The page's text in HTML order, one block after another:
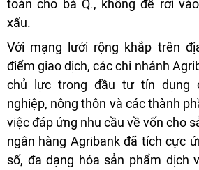
toàn cho bà Q., không để rơi
xấu.
Với mạng lưới rộng khắp trên
điểm giao dịch, các chi nhánh
chủ lực trong đầu tư tín dụng
nghiệp, nông thôn và các thành
việc đáp ứng nhu cầu về vốn cho
ngân hàng Agribank đã tích cực
số, đa dạng hóa sản phẩm dịch